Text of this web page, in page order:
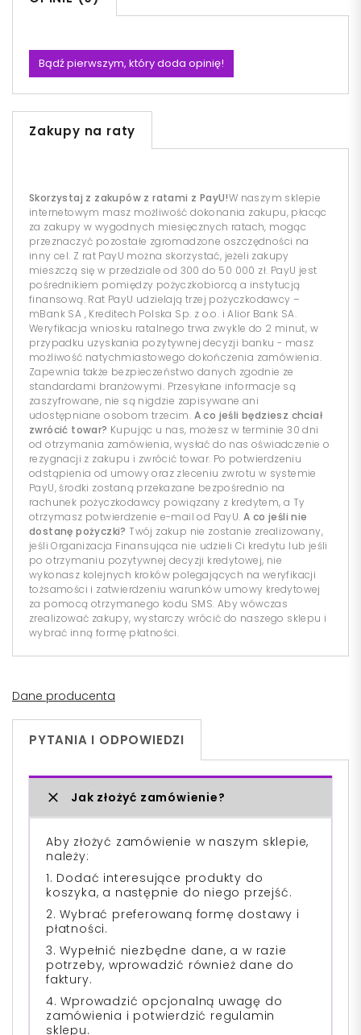
Bądź pierwszym, który doda opinię!
Zakupy na raty
Skorzystaj z zakupów z ratami z PayU!W naszym sklepie
internetowym masz możliwość dokonania zakupu, płacąc
za zakupy w wygodnych miesięcznych ratach, mogąc
przeznaczyć pozostałe zgromadzone oszczędności na
inny cel. Z rat PayU można skorzystać, jeżeli zakupy
mieszczą się w przedziale od 300 do 50 000 zł. PayU jest
pośrednikiem pomiędzy pożyczkobiorcą a instytucją
finansową. Rat PayU udzielają trzej pożyczkodawcy –
mBank SA , Kreditech Polska Sp. z o.o. i Alior Bank SA.
Weryfikacja wniosku ratalnego trwa zwykle do 2 minut, w
przypadku uzyskania pozytywnej decyzji banku - masz
możliwość natychmiastowego dokończenia zamówienia.
Zapewnia także bezpieczeństwo danych zgodnie ze
standardami branżowymi. Przesyłane informacje są
zaszyfrowane, nie są nigdzie zapisywane ani
udostępniane osobom trzecim. A co jeśli będziesz chciał
zwrócić towar? Kupując u nas, możesz w terminie 30 dni
od otrzymania zamówienia, wysłać do nas oświadczenie o
rezygnacji z zakupu i zwrócić towar. Po potwierdzeniu
odstąpienia od umowy oraz zleceniu zwrotu w systemie
PayU, środki zostaną przekazane bezpośrednio na
rachunek pożyczkodawcy powiązany z kredytem, a Ty
otrzymasz potwierdzenie e-mail od PayU. A co jeśli nie
dostanę pożyczki? Twój zakup nie zostanie zrealizowany,
jeśli Organizacja Finansująca nie udzieli Ci kredytu lub jeśli
po otrzymaniu pozytywnej decyzji kredytowej, nie
wykonasz kolejnych kroków polegających na weryfikacji
tożsamości i zatwierdzeniu warunków umowy kredytowej
za pomocą otrzymanego kodu SMS. Aby wówczas
zrealizować zakupy, wystarczy wrócić do naszego sklepu i
wybrać inną formę płatności.
Dane producenta
PYTANIA I ODPOWIEDZI
Jak złożyć zamówienie?
Aby złożyć zamówienie w naszym sklepie,
należy:
1. Dodać interesujące produkty do
koszyka, a następnie do niego przejść.
2. Wybrać preferowaną formę dostawy i
płatności.
3. Wypełnić niezbędne dane, a w razie
potrzeby, wprowadzić również dane do
faktury.
4. Wprowadzić opcjonalną uwagę do
zamówienia i potwierdzić regulamin
sklepu.